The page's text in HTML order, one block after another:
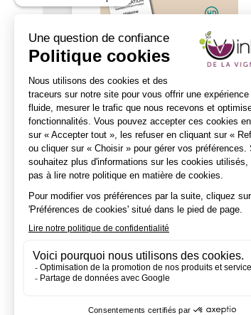
Description
Fonds d'étiquettes préimprimés
Les étiquettes Vini'Pass sont réalisées sur
moderne.
Elles permettent de réaliser des petits lots